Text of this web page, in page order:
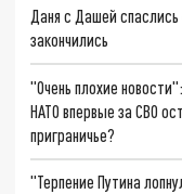
Даня с Дашей
закончились
"Очень плохие
НАТО впервые за СВО
приграничье?
"Терпение Путина